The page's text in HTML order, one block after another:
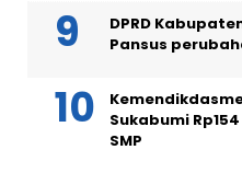
DPRD
Pansus
Sukabumi
SMP